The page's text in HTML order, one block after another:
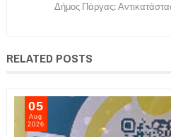
Δήμος Πάργας:
RELATED POSTS
05
Aug
2026